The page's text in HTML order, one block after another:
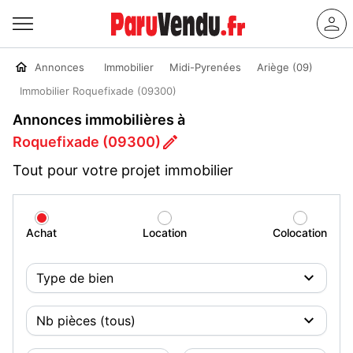
Annonces Immobilier Midi-Pyrenées
Ariège (09)
Immobilier Roquefixade (09300)
Annonces immobilières à
Roquefixade (09300)
Tout pour votre projet immobilier
Achat Location Colocation